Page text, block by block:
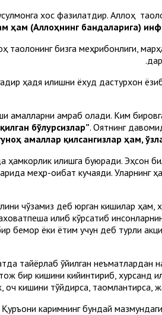
хос фазилатдир. Аллоҳ
ҳам (Аллоҳнинг бандаларига)
бизга меҳрибонлиги,
ҳадя қилишни ёхуд дастурхон
қамраб олади. Ким
бўлурсизлар”. Оятнинг
амаллар қилсангизлар ҳам,
қилишга буюради. Эҳсон
меҳр-оқибат кучаяди. Уларнинг
чўзамиз деб юрган кишилар
қилиб кўрсатиб
бемор ёки ётим учун деб турли
тайёрлаб қўйилган неъматлардан
бир кишини кийинтириб, хурсанд
кишини тўйдирса, таомлантирса,
каримнинг бундай